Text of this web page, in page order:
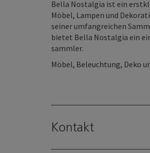
Bella Nostalgia ist ein
Möbel, Lampen und
seiner umfangreichen
bietet Bella Nostalgia ein
sammler.
Möbel, Beleuchtung, Deko
Kontakt